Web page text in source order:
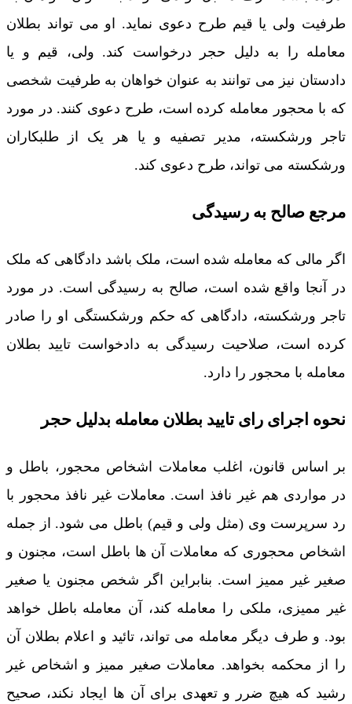
طرفیت ولی یا قیم طرح دعوی نماید. او می تواند بطلان
معامله را به دلیل حجر درخواست کند. ولی، قیم و یا
دادستان نیز می توانند به عنوان خواهان به طرفیت شخصی
که با محجور معامله کرده است، طرح دعوی کنند. در مورد
تاجر ورشکسته، مدیر تصفیه و یا هر یک از طلبکاران
ورشکسته می تواند، طرح دعوی کند.
مرجع صالح به رسیدگی
اگر مالی که معامله شده است، ملک باشد دادگاهی که ملک
در آنجا واقع شده است، صالح به رسیدگی است. در مورد
تاجر ورشکسته، دادگاهی که حکم ورشکستگی او را صادر
کرده است، صلاحیت رسیدگی به دادخواست تایید بطلان
معامله با محجور را دارد.
نحوه اجرای رای تایید بطلان معامله بدلیل حجر
بر اساس قانون، اغلب معاملات اشخاص محجور، باطل و
در مواردی هم غیر نافذ است. معاملات غیر نافذ محجور با
رد سرپرست وی (مثل ولی و قیم) باطل می شود. از جمله
اشخاص محجوری که معاملات آن ها باطل است، مجنون و
صغیر غیر ممیز است. بنابراین اگر شخص مجنون یا صغیر
غیر ممیزی، ملکی را معامله کند، آن معامله باطل خواهد
بود. و طرف دیگر معامله می تواند، تائید و اعلام بطلان آن
را از محکمه بخواهد. معاملات صغیر ممیز و اشخاص غیر
رشید که هیچ ضرر و تعهدی برای آن ها ایجاد نکند، صحیح